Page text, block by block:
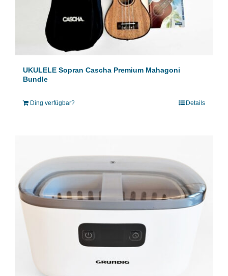
UKULELE Sopran Cascha Premium Mahagoni
Bundle
Ding verfügbar? Details